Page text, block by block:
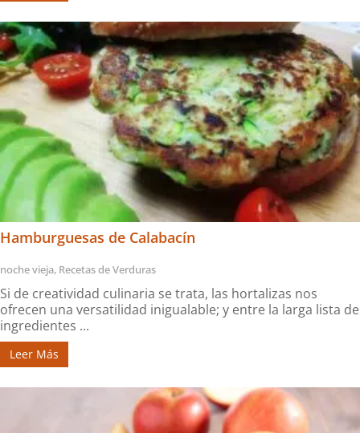
Hamburguesas de Calabacín
noche vieja, Recetas de Verduras
Si de creatividad culinaria se trata, las hortalizas nos
ofrecen una versatilidad inigualable; y entre la larga lista de
ingredientes ...
Leer Más